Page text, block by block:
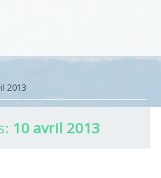
2013
10 avril 2013